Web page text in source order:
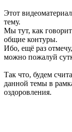
Этот
тему.
Мы тут, как
общие контуры.
Ибо, ещё раз
можно пожалуй
Так что, будем
данной темы в
оздоровления.